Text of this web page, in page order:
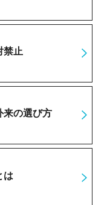
禁止
来の選び方
は